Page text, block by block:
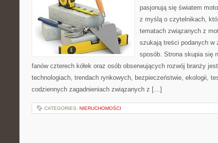
pasjonują się światem
z myślą o czytelnikach,
tematach związanych z
szukają treści podanych w
sposób. Strona skupia się
fanów czterech kółek oraz osób obserwujących rozwój branży
technologiach, trendach rynkowych, bezpieczeństwie, ekologii,
codziennych zagadnieniach związanych z […]
CATEGORIES: NIERUCHOMOŚCI